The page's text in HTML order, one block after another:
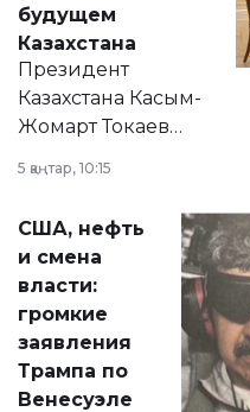
будущем
Казахстана
Президент
Казахстана Касым-
Жомарт Токаев
сразу несколько
актуальных тем —
от слухов о
политических
реформах до
вопросов армии,
экономики и
личного здоровья.
5 қаңтар, 10:15
США, нефть
и смена
власти:
громкие
заявления
Трампа по
Венесуэле